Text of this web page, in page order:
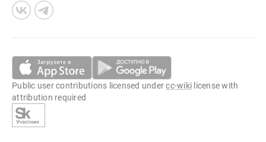
Public user contributions licensed undercc-wiki license with
attribution required